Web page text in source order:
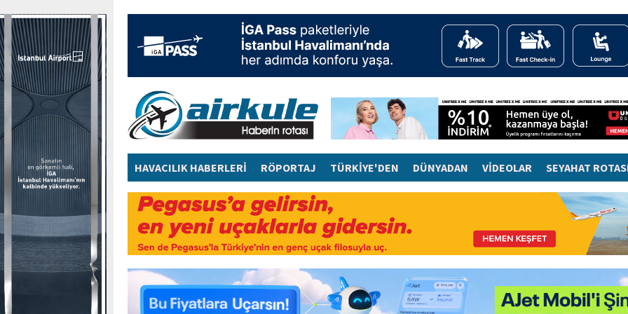
HAVACILIK HABERLERİ RÖPORTAJ TÜRKİYE'DEN DÜNYADAN VİDEOLAR SEYAHAT